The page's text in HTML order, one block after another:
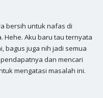
bersih untuk nafas di
Hehe. Aku baru tau ternyata
bagus juga nih jadi semua
dan mencari
mengatasi masalah ini.